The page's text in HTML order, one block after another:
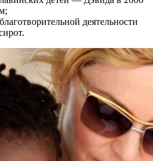
деятельности